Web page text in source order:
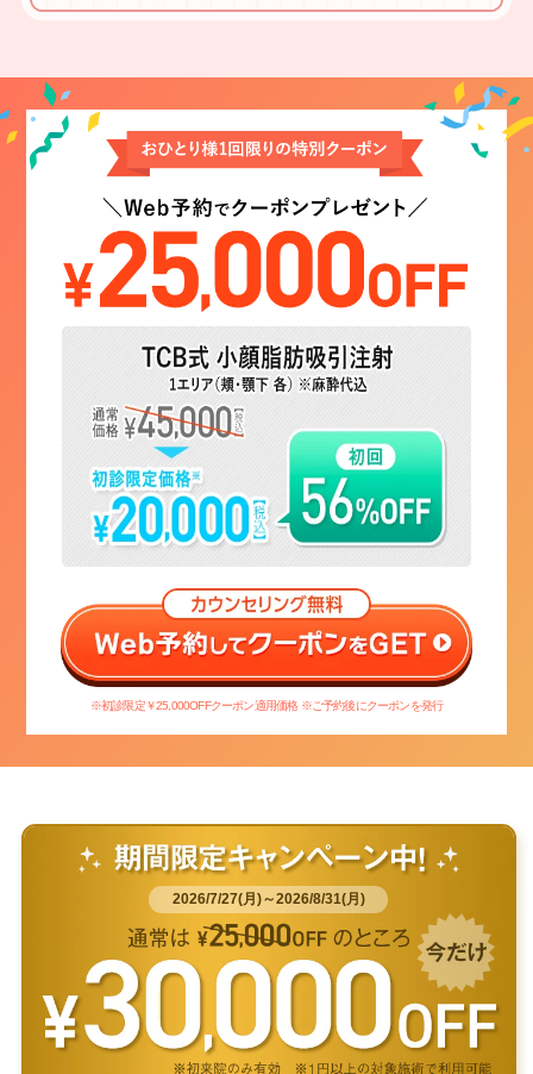
※初診限定￥25,000OFFクーポン適用価格 ※ご予約後にクーポンを発行
2026/7/27(月)～2026/8/31(月)